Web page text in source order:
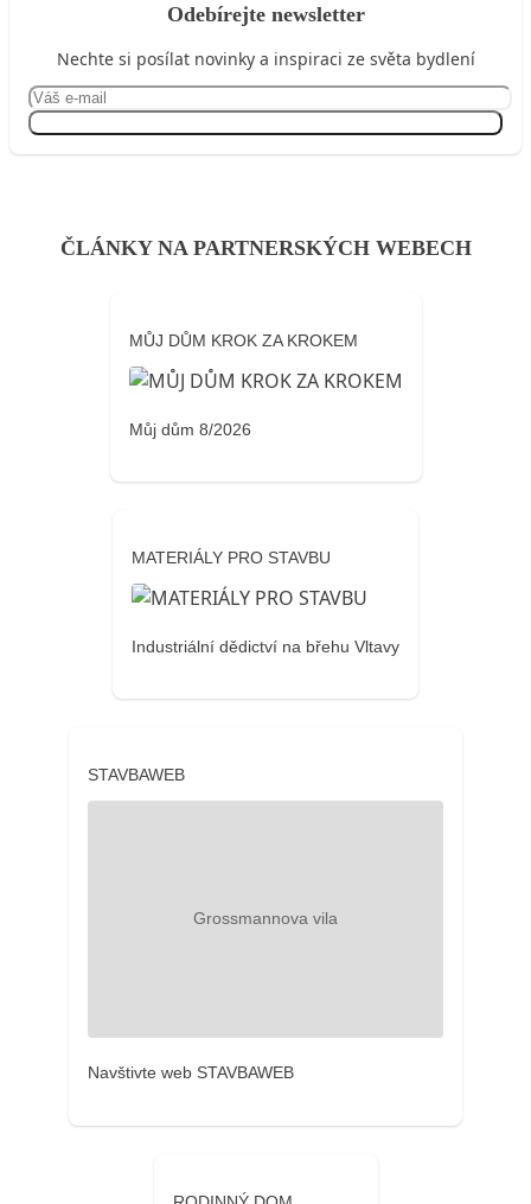
Odebírejte newsletter
Nechte si posílat novinky a inspiraci ze světa bydlení
ČLÁNKY NA PARTNERSKÝCH WEBECH
MŮJ DŮM KROK ZA KROKEM
Můj dům 8/2026
MATERIÁLY PRO STAVBU
Industriální dědictví na břehu Vltavy
STAVBAWEB
Navštivte web STAVBAWEB